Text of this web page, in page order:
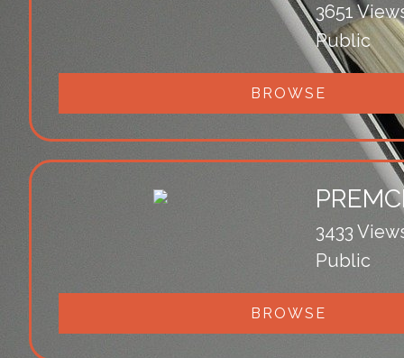
3651
Public
BROWSE
3433
Public
BROWSE